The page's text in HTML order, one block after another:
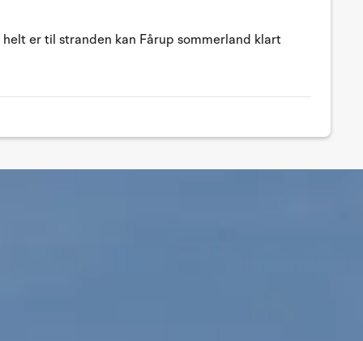
er til stranden kan Fårup sommerland klart